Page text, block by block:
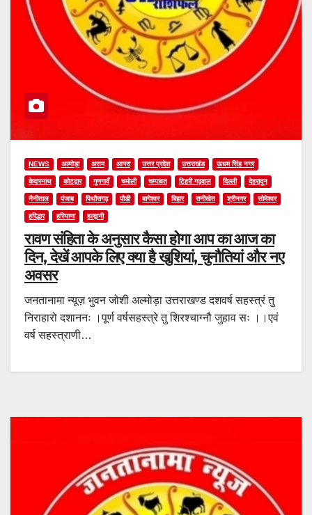
NEWS अल्मोड़ा असम आगरा उत्तर प्रदेश उत्तराखंड ऊधम सिंह नगर
केदारनाथ कोटद्वार गुणगावँ चमोली चम्पावत टिहरी गढ़वाल दिल्ली देहरादून
नैनीताल पंजाब पिथौरागढ़ पौडी बागेश्वर बिहार रानीखेत श्रीनगर सोमेश्वर
हरिद्धार हरियाणा हल्द्वानी
रावण संहिता के अनुसार कैसा होगा आप का आज का
दिन, देखें आपके लिए क्या है खुशियां, चुनौतियां और नए
अवसर
जनतानामा न्यूज़ भुवन जोशी अल्मोड़ा उत्तराखण्ड दशवर्ष सहस्त्रं तु
निराहारो दशाननः ।पूर्ण वर्षसहस्त्रे तु शिरश्चाग्नौ जुहाव सः ।।एवं
वर्ष सहस्त्राणी…